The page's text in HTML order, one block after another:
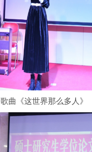
歌曲《这世界那么多人》